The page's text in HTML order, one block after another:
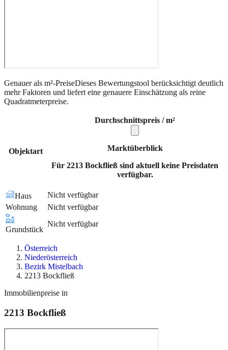
Genauer als m²-PreiseDieses Bewertungstool berücksichtigt deutlich
mehr Faktoren und liefert eine genauere Einschätzung als reine
Quadratmeterpreise.
Objektart
Durchschnittspreis / m²
Marktüberblick
Für 2213 Bockfließ sind aktuell keine Preisdaten
verfügbar.
Haus
Nicht verfügbar
Wohnung
Nicht verfügbar
Grundstück
Nicht verfügbar
Österreich
Niederösterreich
Bezirk Mistelbach
2213 Bockfließ
Immobilienpreise in
2213 Bockfließ